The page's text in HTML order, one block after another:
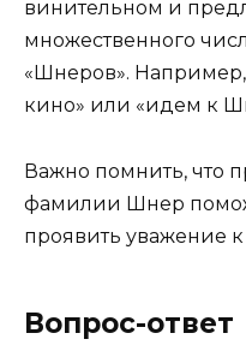
винительном и
множественного
«Шнеров».
кино» или «идем к
Важно помнить, что
фамилии Шнер
проявить уважение
Вопрос-ответ